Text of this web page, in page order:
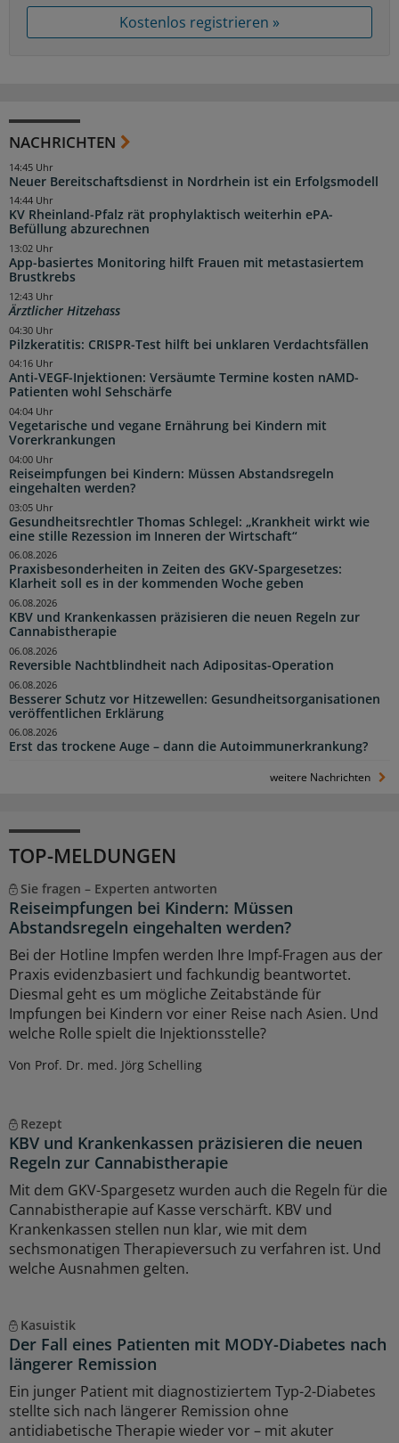
Kostenlos registrieren »
NACHRICHTEN
Neuer Bereitschaftsdienst in Nordrhein ist ein Erfolgsmodell
14:45 Uhr
KV Rheinland-Pfalz rät prophylaktisch weiterhin ePA-
Befüllung abzurechnen
14:44 Uhr
App-basiertes Monitoring hilft Frauen mit metastasiertem
Brustkrebs
13:02 Uhr
Ärztlicher Hitzehass
12:43 Uhr
Pilzkeratitis: CRISPR-Test hilft bei unklaren Verdachtsfällen
04:30 Uhr
Anti-VEGF-Injektionen: Versäumte Termine kosten nAMD-
Patienten wohl Sehschärfe
04:16 Uhr
Vegetarische und vegane Ernährung bei Kindern mit
Vorerkrankungen
04:04 Uhr
Reiseimpfungen bei Kindern: Müssen Abstandsregeln
eingehalten werden?
04:00 Uhr
Gesundheitsrechtler Thomas Schlegel: „Krankheit wirkt wie
eine stille Rezession im Inneren der Wirtschaft“
03:05 Uhr
Praxisbesonderheiten in Zeiten des GKV-Spargesetzes:
Klarheit soll es in der kommenden Woche geben
06.08.2026
KBV und Krankenkassen präzisieren die neuen Regeln zur
Cannabistherapie
06.08.2026
Reversible Nachtblindheit nach Adipositas-Operation
06.08.2026
Besserer Schutz vor Hitzewellen: Gesundheitsorganisationen
veröffentlichen Erklärung
06.08.2026
Erst das trockene Auge – dann die Autoimmunerkrankung?
06.08.2026
weitere Nachrichten
TOP-MELDUNGEN
Sie fragen – Experten antworten
Reiseimpfungen bei Kindern: Müssen
Abstandsregeln eingehalten werden?
Bei der Hotline Impfen werden Ihre Impf-Fragen aus der
Praxis evidenzbasiert und fachkundig beantwortet.
Diesmal geht es um mögliche Zeitabstände für
Impfungen bei Kindern vor einer Reise nach Asien. Und
welche Rolle spielt die Injektionsstelle?
Von Prof. Dr. med. Jörg Schelling
Rezept
KBV und Krankenkassen präzisieren die neuen
Regeln zur Cannabistherapie
Mit dem GKV-Spargesetz wurden auch die Regeln für die
Cannabistherapie auf Kasse verschärft. KBV und
Krankenkassen stellen nun klar, wie mit dem
sechsmonatigen Therapieversuch zu verfahren ist. Und
welche Ausnahmen gelten.
Kasuistik
Der Fall eines Patienten mit MODY-Diabetes nach
längerer Remission
Ein junger Patient mit diagnostiziertem Typ-2-Diabetes
stellte sich nach längerer Remission ohne
antidiabetische Therapie wieder vor – mit akuter